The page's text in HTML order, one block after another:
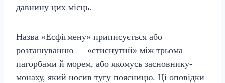
давнину цих місць.
Назва «Есфігмену» приписується або
розташуванню — «стиснутий» між трьома
пагорбами й морем, або якомусь засновнику-
монаху, який носив тугу поясницю. Ці оповідки